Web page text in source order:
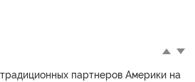
партнеров Америки на